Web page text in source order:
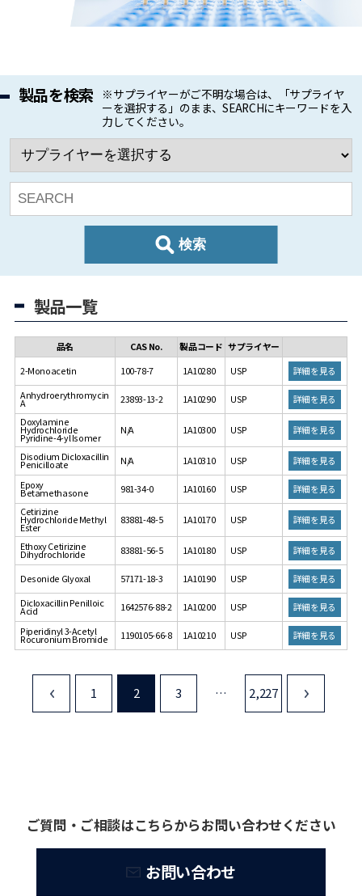
製品を検索
※サプライヤーがご不明な場合は、「サプライヤ
ーを選択する」のまま、SEARCHにキーワードを入
力してください。
検索
製品一覧
品名 CAS No. 製品コード サプライヤー
2-Monoacetin
100-78-7 1A10280 USP 詳細を見る
Anhydroerythromycin
A 23893-13-2 1A10290 USP
詳細を見る
Doxylamine
Hydrochloride
Pyridine-4-yl Isomer
N/A 1A10300 USP 詳細を見る
Disodium Dicloxacillin
Penicilloate N/A 1A10310 USP 詳細を見る
Epoxy
Betamethasone 981-34-0 1A10160 USP
詳細を見る
Cetirizine
Hydrochloride Methyl
Ester
83881-48-5 1A10170 USP 詳細を見る
Ethoxy Cetirizine
Dihydrochloride 83881-56-5 1A10180 USP 詳細を見る
Desonide Glyoxal 57171-18-3 1A10190 USP 詳細を見る
Dicloxacillin Penilloic
Acid 1642576-88-2 1A10200 USP 詳細を見る
Piperidinyl 3-Acetyl
Rocuronium Bromide 1190105-66-8 1A10210 USP 詳細を見る
1 2 3 … 2,227
ご質問・ご相談はこちらからお問い合わせください
お問い合わせ